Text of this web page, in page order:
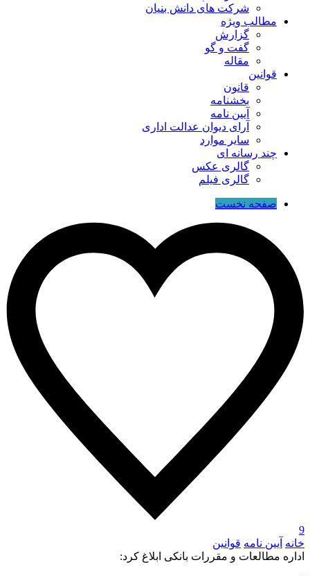
شرکت های دانش بنیان
مطالب ویژه
گزارش
گفت و گو
مقاله
قوانین
قانون
بخشنامه
آیین نامه
آرای دیوان عدالت اداری
سایر موارد
چند رسانه ای
گالری عکس
گالری فیلم
صفحه نخست
9
خانه آیین نامه قوانین
اداره مطالعات و مقررات بانکی ابلاغ کرد: